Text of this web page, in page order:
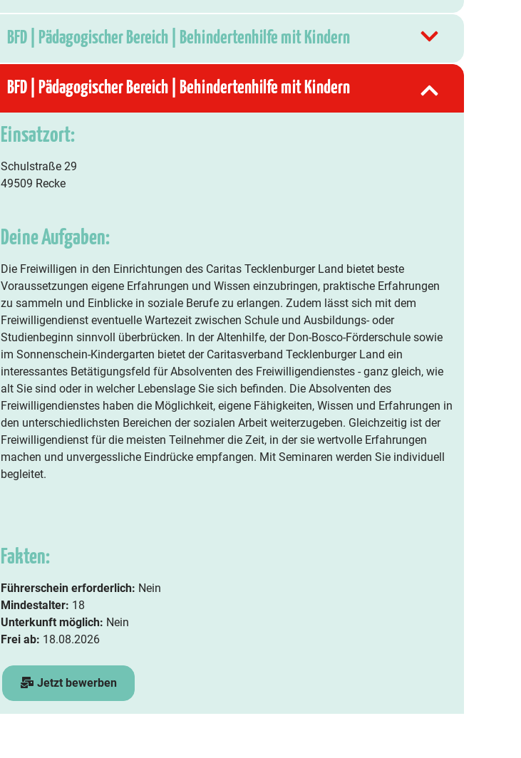
BFD | Pädagogischer Bereich | Behindertenhilfe mit Kindern
BFD | Pädagogischer Bereich | Behindertenhilfe mit Kindern
Einsatzort:
Schulstraße 29
49509 Recke
Deine Aufgaben:
Die Freiwilligen in den Einrichtungen des Caritas Tecklenburger Land bietet beste
Voraussetzungen eigene Erfahrungen und Wissen einzubringen, praktische Erfahrungen
zu sammeln und Einblicke in soziale Berufe zu erlangen. Zudem lässt sich mit dem
Freiwilligendienst eventuelle Wartezeit zwischen Schule und Ausbildungs- oder
Studienbeginn sinnvoll überbrücken. In der Altenhilfe, der Don-Bosco-Förderschule sowie
im Sonnenschein-Kindergarten bietet der Caritasverband Tecklenburger Land ein
interessantes Betätigungsfeld für Absolventen des Freiwilligendienstes - ganz gleich, wie
alt Sie sind oder in welcher Lebenslage Sie sich befinden. Die Absolventen des
Freiwilligendienstes haben die Möglichkeit, eigene Fähigkeiten, Wissen und Erfahrungen in
den unterschiedlichsten Bereichen der sozialen Arbeit weiterzugeben. Gleichzeitig ist der
Freiwilligendienst für die meisten Teilnehmer die Zeit, in der sie wertvolle Erfahrungen
machen und unvergessliche Eindrücke empfangen. Mit Seminaren werden Sie individuell
begleitet.
Fakten:
Führerschein erforderlich: Nein
Mindestalter: 18
Unterkunft möglich: Nein
Frei ab: 18.08.2026
Jetzt bewerben